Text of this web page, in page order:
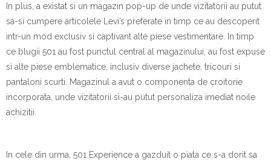
In plus, a existat si un magazin pop-up de unde vizitatorii au putut
sa-si cumpere articolele Levi’s preferate in timp ce au descoperit
intr-un mod exclusiv si captivant alte piese vestimentare. In timp
ce blugii 501 au fost punctul central al magazinului, au fost expuse
si alte piese emblematice, inclusiv diverse jachete, tricouri si
pantaloni scurti. Magazinul a avut o componenta de croitorie
incorporata, unde vizitatorii si-au putut personaliza imediat noile
achizitii.
In cele din urma, 501 Experience a gazduit o piata ce s-a dorit sa